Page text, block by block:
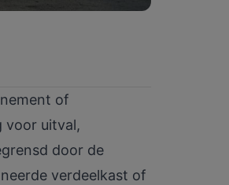
of
voor uitval,
door de
verdeelkast of